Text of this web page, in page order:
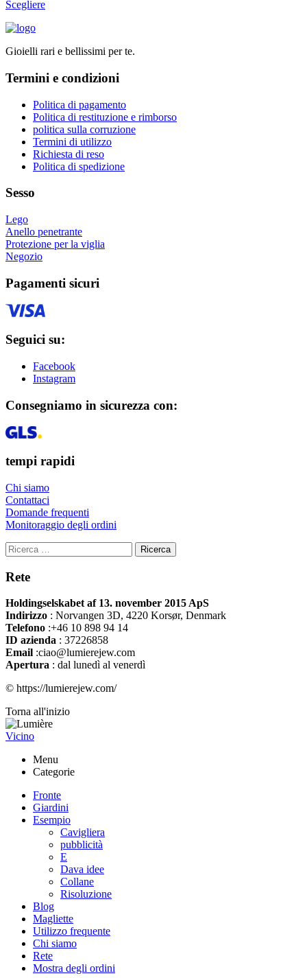
scelte
del
ScegliereQuesto
varianti.
opzioni
essere
scelte
nella
pagina
del
prodotto
Gioielli rari e bellissimi per te.
Termini e condizioni
Politica di pagamento
Politica di restituzione e rimborso
politica sulla corruzione
Termini di utilizzo
Richiesta di reso
Politica di spedizione
Sesso
Lego
Anello penetrante
Protezione per la viglia
Negozio
Pagamenti sicuri
Seguici su:
Facebook
Instagram
Consegniamo in sicurezza con:
tempi rapidi
Chi siamo
Contattaci
Domande frequenti
Monitoraggio degli ordini
Ricerca
Rete
Holdingselskabet af 13. november 2015 ApS
Indirizzo : Norvangen 3D, 4220 Korsør, Denmark
Telefono :+46 10 898 94 14
ID azienda : 37226858
Email :ciao@lumierejew.com
Apertura : dal lunedì al venerdì
© https://lumierejew.com/
Torna all'inizio
Vicino
Menu
Categorie
Fronte
Giardini
Esempio
Cavigliera
pubblicità
E
Dava idee
Collane
Risoluzione
Blog
Magliette
Utilizzo frequente
Chi siamo
Rete
Mostra degli ordini